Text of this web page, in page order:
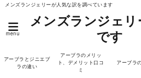
メンズランジェリーが人気な訳を調べています
menu
メンズランジェ
です
アーブラとジニエブ
ラの違い
アーブラのメリッ
ト、デメリット口コ
ミ
アーブラ